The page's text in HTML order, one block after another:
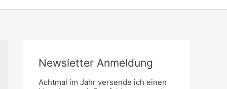
Newsletter Anmeldung
Achtmal im Jahr versende ich einen